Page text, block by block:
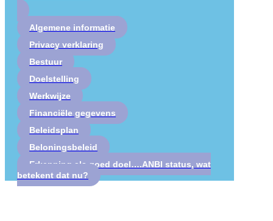
Algemene informatie
Privacy verklaring
Bestuur
Doelstelling
Werkwijze
Financiële gegevens
Beleidsplan
Beloningsbeleid
Erkenning als goed doel….ANBI status, wat
betekent dat nu?